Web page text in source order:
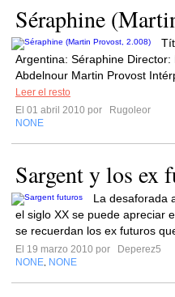
Séraphine
Argentina: Séraphine
Abdelnour Martin Provost
Leer el resto
El 01 abril 2010 por
Rugoleor
NONE
Sargent y los ex
La desaforada
el siglo XX se puede apreciar
se recuerdan los ex futuros
El 19 marzo 2010 por
Deperez5
NONE NONE